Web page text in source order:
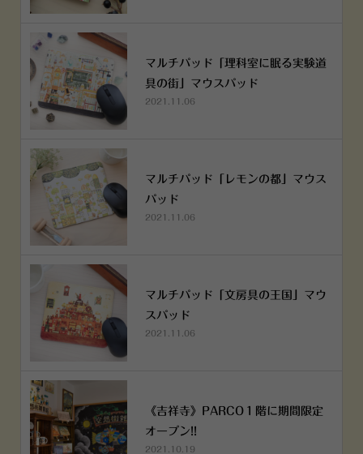
マルチパッド「理科室に眠る実験道
具の街」マウスパッド
2021.11.06
マルチパッド「レモンの都」マウス
パッド
2021.11.06
マルチパッド「文房具の王国」マウ
スパッド
2021.11.06
《吉祥寺》PARCO１階に期間限定
オープン!!
2021.10.19